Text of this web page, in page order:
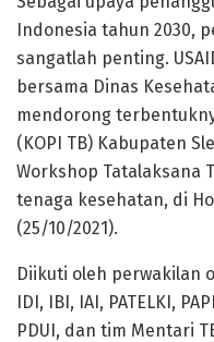
Indonesia tahun 2030,
sangatlah penting.
bersama Dinas
mendorong
(KOPI TB) Kabupaten
Workshop Tatalaksana
tenaga kesehatan, di
(25/10/2021).
Diikuti oleh perwakilan
IDI, IBI, IAI, PATELKI,
PDUI, dan tim Mentari